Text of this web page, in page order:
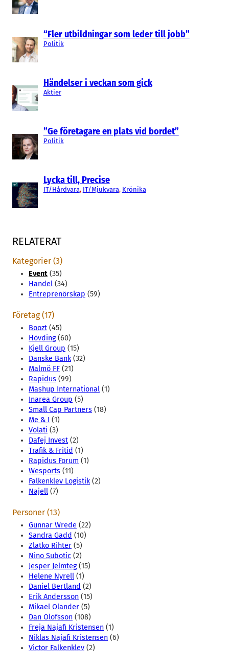
“Fler utbildningar som leder till jobb”
Politik
Händelser i veckan som gick
Aktier
”Ge företagare en plats vid bordet”
Politik
Lycka till, Precise
IT/Hårdvara, IT/Mjukvara, Krönika
RELATERAT
Kategorier (3)
Event (35)
Handel (34)
Entreprenörskap (59)
Företag (17)
Boozt (45)
Hövding(60)
Kjell Group (15)
Danske Bank(32)
Malmö FF (21)
Rapidus (99)
Mashup International (1)
Inarea Group (5)
Small Cap Partners (18)
Me & I (1)
Volati (3)
Dafej Invest (2)
Trafik & Fritid (1)
Rapidus Forum (1)
Wesports (11)
Falkenklev Logistik(2)
Najell (7)
Personer (13)
Gunnar Wrede (22)
Sandra Gadd (10)
Zlatko Rihter (5)
Nino Subotic (2)
Jesper Jelmteg(15)
Helene Nyrell (1)
Daniel Bertland (2)
Erik Andersson (15)
Mikael Olander (5)
Dan Olofsson (108)
Freja Najafi Kristensen (1)
Niklas Najafi Kristensen (6)
Victor Falkenklev (2)